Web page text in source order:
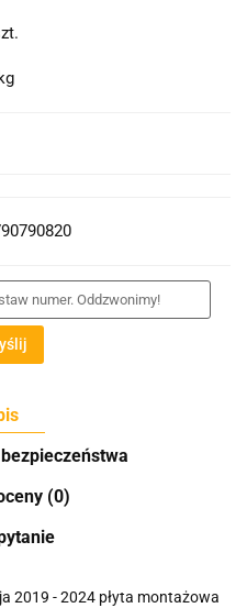
(0)
2019 - 2024 płyta montażowa